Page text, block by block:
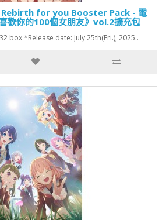
Rebirth for you Booster Pack - 電
歡你的100個女朋友》vol.2擴充包
box *Release date: July 25th(Fri.), 2025..